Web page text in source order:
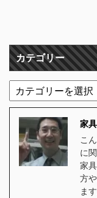
カテゴリー
家
こ
に
家
方
ま